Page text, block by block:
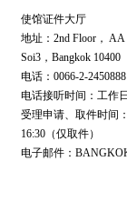
使馆证件大厅
地址：2nd Floor， AA
Soi3，Bangkok 10400
电话：0066-2-
电话接听时间：工作
受理申请、取件时间
16:30（仅取件）
电子邮件：